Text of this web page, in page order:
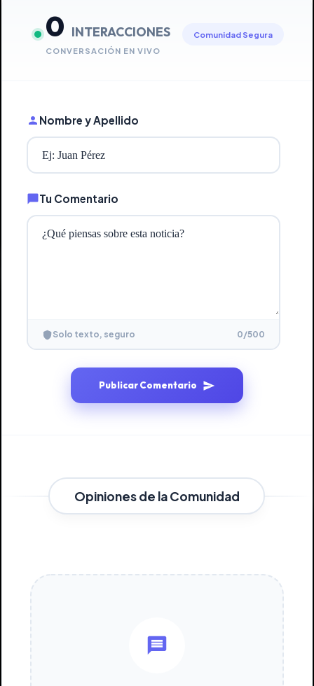
0 INTERACCIONES
CONVERSACIÓN EN VIVO
Comunidad Segura
Nombre y Apellido
Tu Comentario
Solo texto, seguro 0/500
Publicar Comentario
Opiniones de la Comunidad